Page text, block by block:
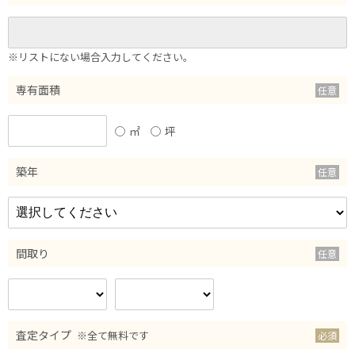
※リストにない場合入力してください。
専有面積
㎡ 坪
築年
間取り
査定タイプ ※全て無料です